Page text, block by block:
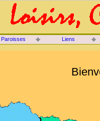
Paroisses Liens